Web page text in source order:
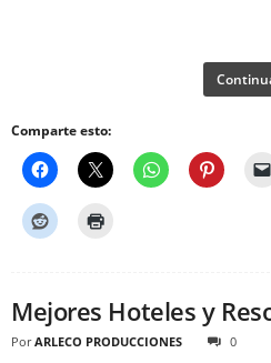
Comparte esto:
Mejores Hoteles y
Por ARLECO PRODUCCIONES 0